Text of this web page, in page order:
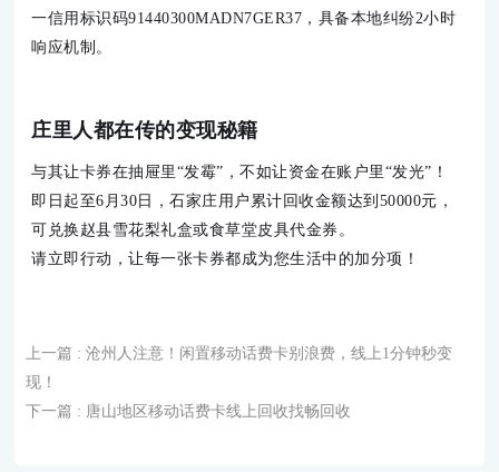
一信用标识码91440300MADN7GER37，具备本地纠纷2小时
响应机制。
庄里人都在传的变现秘籍
与其让卡券在抽屉里“发霉”，不如让资金在账户里“发光”！
即日起至6月30日，石家庄用户累计回收金额达到50000元，
可兑换赵县雪花梨礼盒或食草堂皮具代金券。
请立即行动，让每一张卡券都成为您生活中的加分项！
上一篇 : 沧州人注意！闲置移动话费卡别浪费，线上1分钟秒变
现！
下一篇 : 唐山地区移动话费卡线上回收找畅回收